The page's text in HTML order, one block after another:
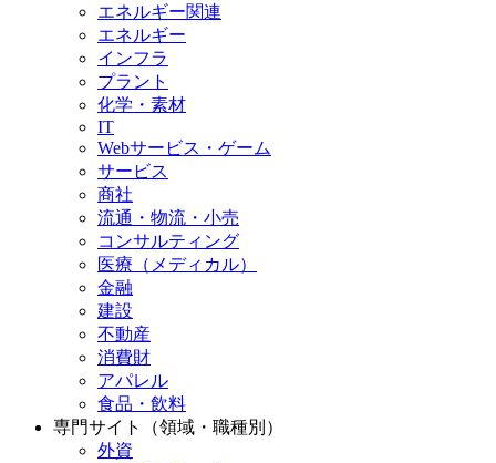
エネルギー関連
エネルギー
インフラ
プラント
化学・素材
IT
Webサービス・ゲーム
サービス
商社
流通・物流・小売
コンサルティング
医療（メディカル）
金融
建設
不動産
消費財
アパレル
食品・飲料
専門サイト（領域・職種別）
外資